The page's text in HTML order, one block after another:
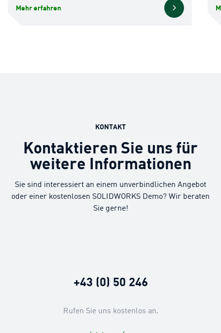
Mehr erfahren
KONTAKT
Kontaktieren Sie uns für
weitere Informationen
Sie sind interessiert an einem unverbindlichen Angebot
oder einer kostenlosen SOLIDWORKS Demo? Wir beraten
Sie gerne!
+43 (0) 50 246
Rufen Sie uns kostenlos an.